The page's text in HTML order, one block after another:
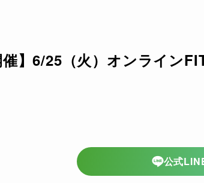
催】6/25（火）オンライン
公式